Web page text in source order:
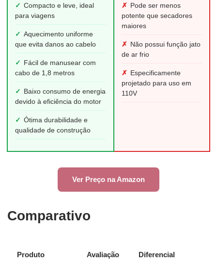
✓ Compacto e leve, ideal
para viagens
✓ Aquecimento uniforme
que evita danos ao cabelo
✓
Fácil de manusear com
cabo de 1,8 metros
✓
Baixo consumo de energia
devido à eficiência do motor
✓ Ótima durabilidade e
qualidade de construção
✗ Pode ser menos
potente que secadores
maiores
✗ Não possui função jato
de ar frio
✗ Especificamente
projetado para uso em
110V
Ver Preço na Amazon
Comparativo
Produto Avaliação Diferencial